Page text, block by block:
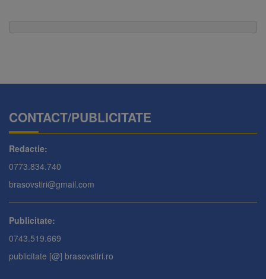
CONTACT/PUBLICITATE
Redactie:
0773.834.740
brasovstiri@gmail.com
Publicitate:
0743.519.669
publicitate [@] brasovstiri.ro